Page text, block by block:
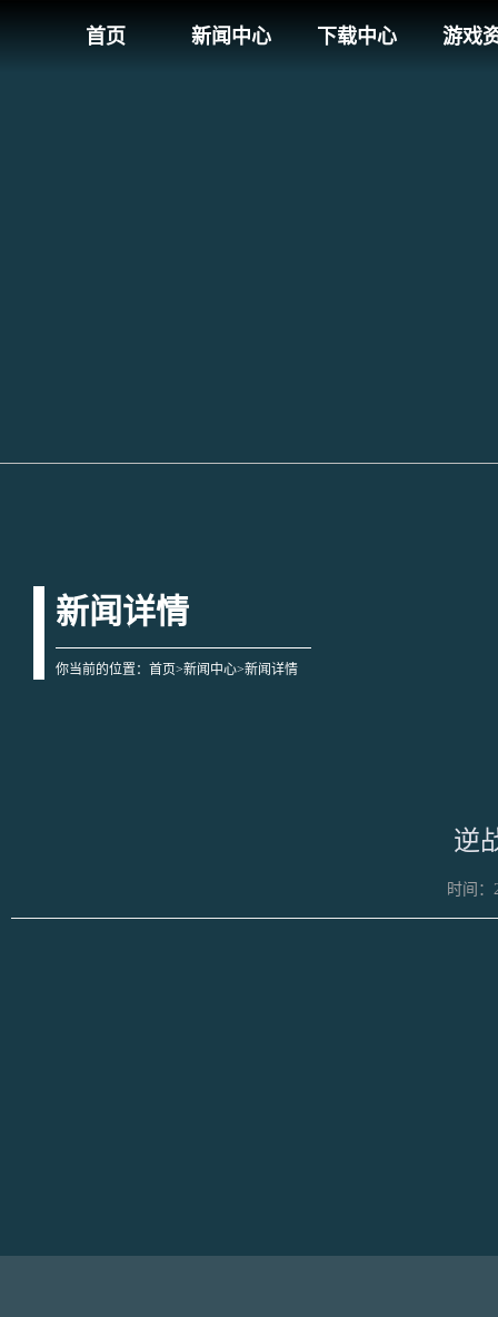
首页 新闻中心 下载中心 游戏
新闻详情
你当前的位置： 首页>新闻中心>新闻详情
逆
时间：